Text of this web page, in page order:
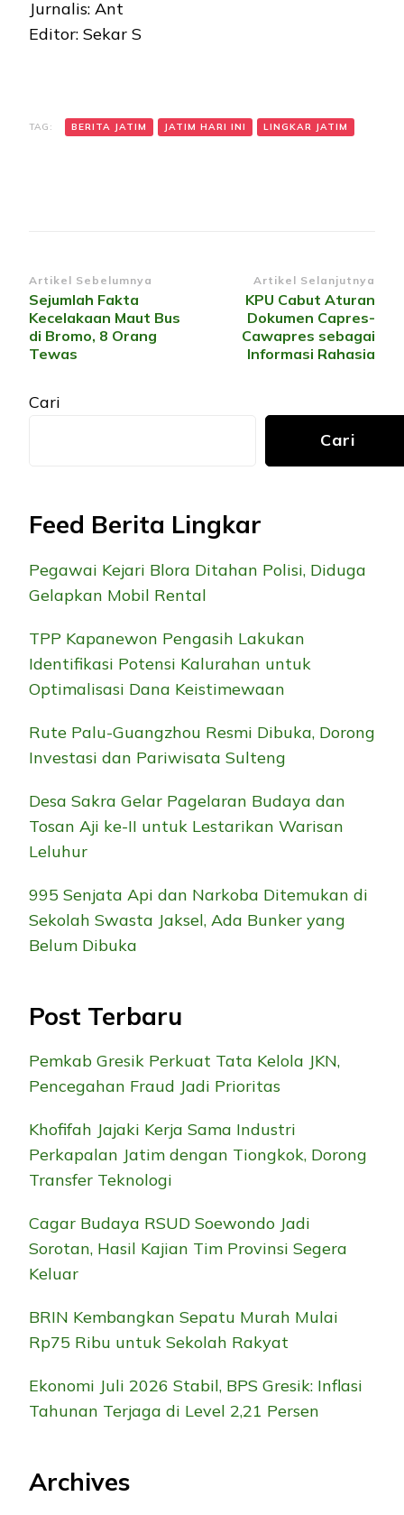
Jurnalis: Ant
Editor: Sekar S
TAG: BERITA JATIM JATIM HARI INI LINGKAR JATIM
Navigasi
Artikel
Artikel Sebelumnya
Sejumlah Fakta
Kecelakaan Maut Bus
di Bromo, 8 Orang
Tewas
Artikel Selanjutnya
KPU Cabut Aturan
Dokumen Capres-
Cawapres sebagai
Informasi Rahasia
Cari
Cari
Feed Berita Lingkar
Pegawai Kejari Blora Ditahan Polisi, Diduga
Gelapkan Mobil Rental
TPP Kapanewon Pengasih Lakukan
Identifikasi Potensi Kalurahan untuk
Optimalisasi Dana Keistimewaan
Rute Palu-Guangzhou Resmi Dibuka, Dorong
Investasi dan Pariwisata Sulteng
Desa Sakra Gelar Pagelaran Budaya dan
Tosan Aji ke-II untuk Lestarikan Warisan
Leluhur
995 Senjata Api dan Narkoba Ditemukan di
Sekolah Swasta Jaksel, Ada Bunker yang
Belum Dibuka
Post Terbaru
Pemkab Gresik Perkuat Tata Kelola JKN,
Pencegahan Fraud Jadi Prioritas
Khofifah Jajaki Kerja Sama Industri
Perkapalan Jatim dengan Tiongkok, Dorong
Transfer Teknologi
Cagar Budaya RSUD Soewondo Jadi
Sorotan, Hasil Kajian Tim Provinsi Segera
Keluar
BRIN Kembangkan Sepatu Murah Mulai
Rp75 Ribu untuk Sekolah Rakyat
Ekonomi Juli 2026 Stabil, BPS Gresik: Inflasi
Tahunan Terjaga di Level 2,21 Persen
Archives